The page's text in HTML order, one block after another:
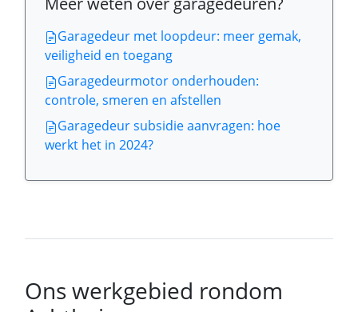
Garagedeur met loopdeur: meer gemak,
veiligheid en toegang
Garagedeurmotor onderhouden:
controle, smeren en afstellen
Garagedeur subsidie aanvragen: hoe
werkt het in 2024?
Ons werkgebied rondom